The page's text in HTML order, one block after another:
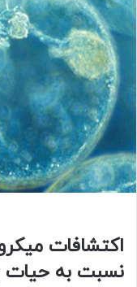
اکتشافات
نسبت به حیات